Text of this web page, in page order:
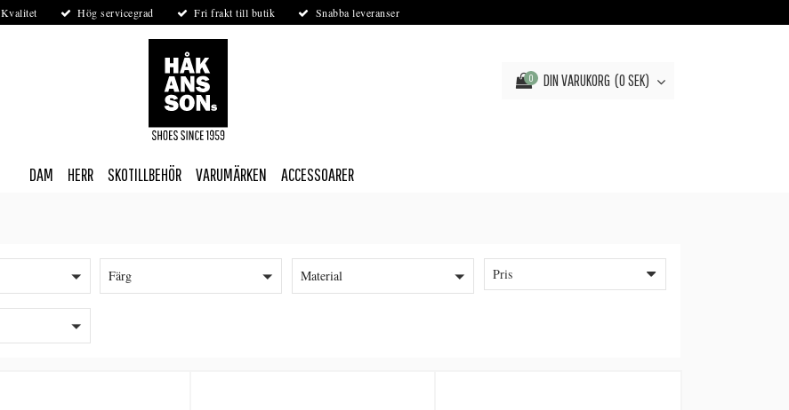
Kvalitet Hög servicegrad Fri frakt till butik Snabba leveranser
DIN VARUKORG
0 0 SEK
DAM HERR SKOTILLBEHÖR VARUMÄRKEN ACCESSOARER
Färg Material Pris